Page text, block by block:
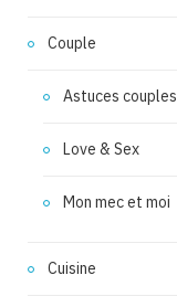
Couple
Astuces couples
Love & Sex
Mon mec et moi
Cuisine